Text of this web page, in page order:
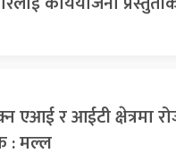
एआई र आईटी क्षेत्रमा
: मल्ल